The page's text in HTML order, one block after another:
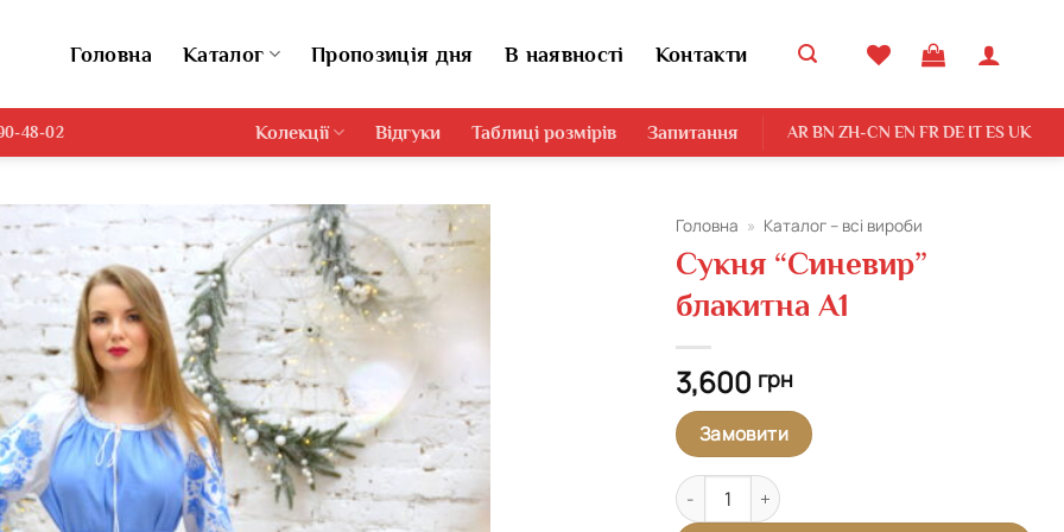
Головна Каталог Пропозиція дня В наявності Контакти
48-02 Колекції Відгуки Таблиці розмірів Запитання AR BN ZH-CN EN FR DE IT ES UK
Додати
виріб у
вибране
Головна » Каталог – всі вироби
Сукня “Синевир”
блакитна А1
3,600 грн
Замовити
Сукня "Синевир" блакитна А1 кількість